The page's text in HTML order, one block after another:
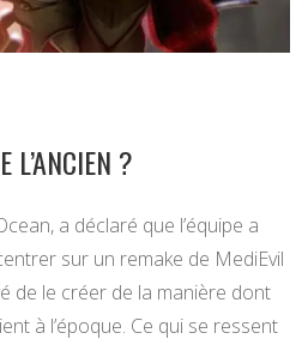
L’ANCIEN ?
a déclaré que l’équipe a
sur un remake de MediEvil
de le créer de la manière dont
à l’époque. Ce qui se ressent